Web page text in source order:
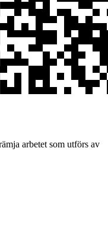
arbetet som utförs av